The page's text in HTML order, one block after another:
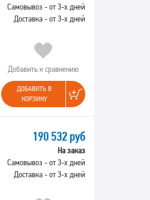
Самовывоз - от 3-х дней
Доставка - от 3-х дней
Добавить к сравнению
ДОБАВИТЬ В
КОРЗИНУ
190 532 руб
На заказ
Самовывоз - от 3-х дней
Доставка - от 3-х дней